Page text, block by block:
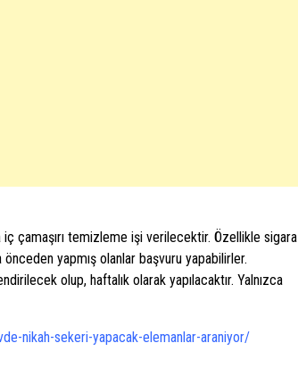
çamaşırı temizleme işi verilecektir. Özellikle sigara
yapmış olanlar başvuru yapabilirler.
olup, haftalık olarak yapılacaktır. Yalnızca
nikah-sekeri-yapacak-elemanlar-araniyor/